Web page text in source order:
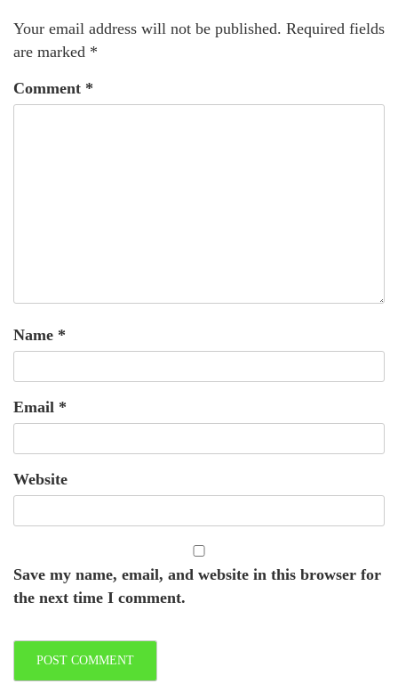
Your email address will not be published. Required fields
are marked *
Comment *
Name *
Email *
Website
Save my name, email, and website in this browser for
the next time I comment.